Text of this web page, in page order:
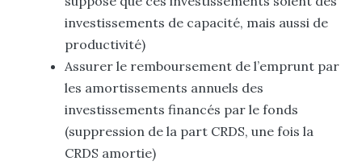
investissements de capacité, mais aussi de
productivité)
Assurer le remboursement de l’emprunt par
les amortissements annuels des
investissements financés par le fonds
(suppression de la part CRDS, une fois la
CRDS amortie)